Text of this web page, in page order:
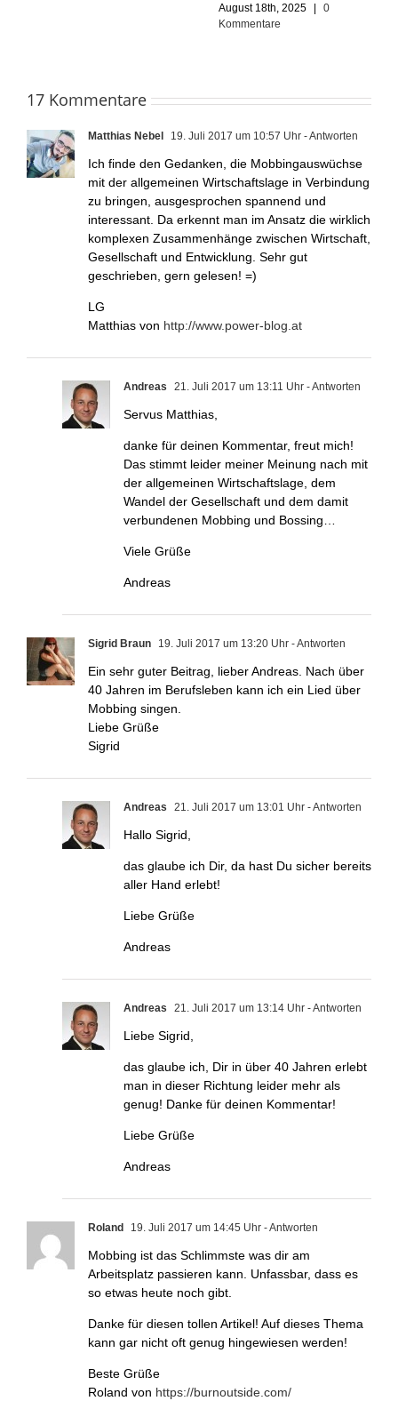
August 18th, 2025 |
0
Kommentare
17 Kommentare
Matthias Nebel 19. Juli 2017 um 10:57 Uhr - Antworten
Ich finde den Gedanken, die Mobbingauswüchse
mit der allgemeinen Wirtschaftslage in Verbindung
zu bringen, ausgesprochen spannend und
interessant. Da erkennt man im Ansatz die wirklich
komplexen Zusammenhänge zwischen Wirtschaft,
Gesellschaft und Entwicklung. Sehr gut
geschrieben, gern gelesen! =)
LG
Matthias von http://www.power-blog.at
Andreas 21. Juli 2017 um 13:11 Uhr - Antworten
Servus Matthias,
danke für deinen Kommentar, freut mich!
Das stimmt leider meiner Meinung nach mit
der allgemeinen Wirtschaftslage, dem
Wandel der Gesellschaft und dem damit
verbundenen Mobbing und Bossing…
Viele Grüße
Andreas
Sigrid Braun 19. Juli 2017 um 13:20 Uhr - Antworten
Ein sehr guter Beitrag, lieber Andreas. Nach über
40 Jahren im Berufsleben kann ich ein Lied über
Mobbing singen.
Liebe Grüße
Sigrid
Andreas 21. Juli 2017 um 13:01 Uhr - Antworten
Hallo Sigrid,
das glaube ich Dir, da hast Du sicher bereits
aller Hand erlebt!
Liebe Grüße
Andreas
Andreas 21. Juli 2017 um 13:14 Uhr - Antworten
Liebe Sigrid,
das glaube ich, Dir in über 40 Jahren erlebt
man in dieser Richtung leider mehr als
genug! Danke für deinen Kommentar!
Liebe Grüße
Andreas
Roland 19. Juli 2017 um 14:45 Uhr - Antworten
Mobbing ist das Schlimmste was dir am
Arbeitsplatz passieren kann. Unfassbar, dass es
so etwas heute noch gibt.
Danke für diesen tollen Artikel! Auf dieses Thema
kann gar nicht oft genug hingewiesen werden!
Beste Grüße
Roland von https://burnoutside.com/